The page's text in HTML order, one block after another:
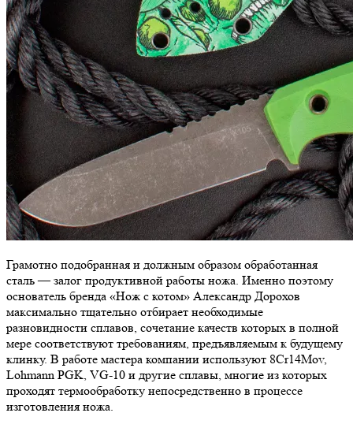
Грамотно подобранная и должным образом обработанная
сталь — залог продуктивной работы ножа. Именно поэтому
основатель бренда «Нож с котом» Александр Дорохов
максимально тщательно отбирает необходимые
разновидности сплавов, сочетание качеств которых в полной
мере соответствуют требованиям, предъявляемым к будущему
клинку. В работе мастера компании используют 8Cr14Mov,
Lohmann PGK, VG-10 и другие сплавы, многие из которых
проходят термообработку непосредственно в процессе
изготовления ножа.